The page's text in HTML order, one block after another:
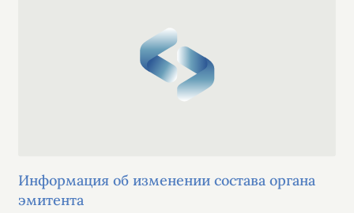
Информация об изменении состава органа
эмитента